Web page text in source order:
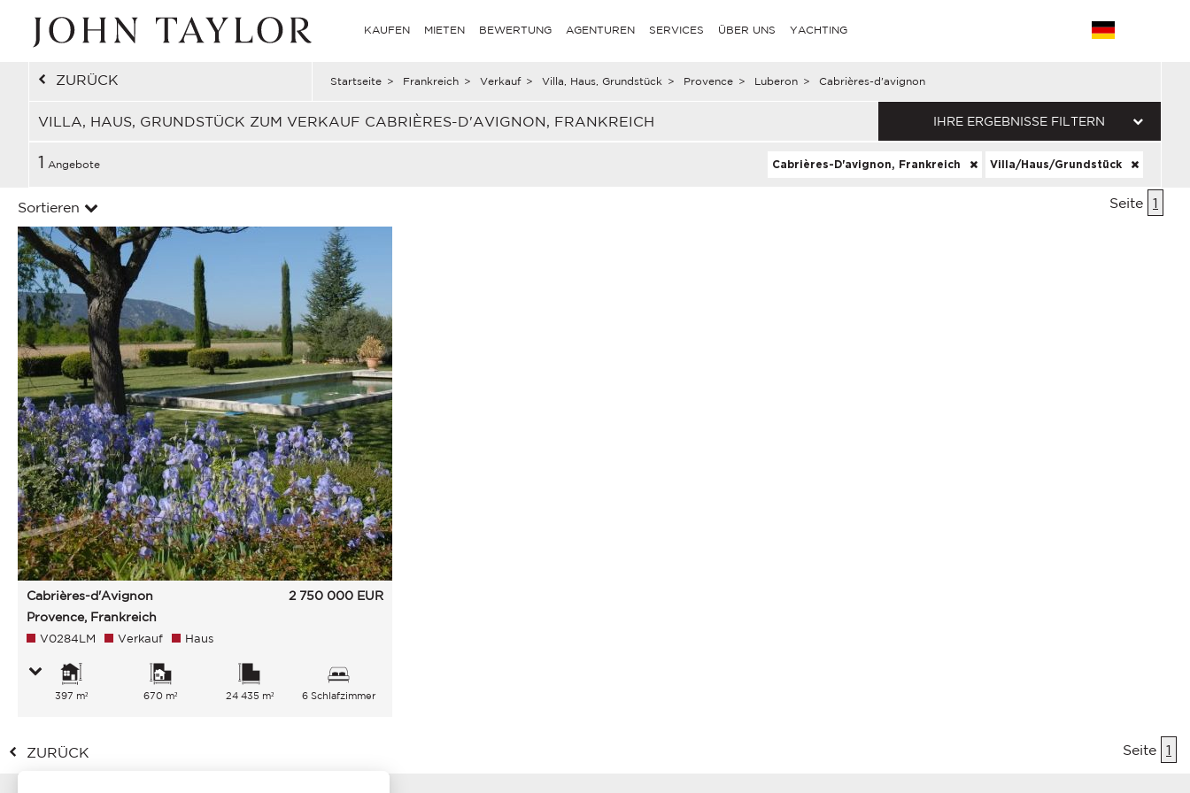
KAUFEN MIETEN BEWERTUNG AGENTUREN SERVICES ÜBER UNS YACHTING
ZURÜCK Startseite > Frankreich > Verkauf > Villa, Haus, Grundstück > Provence > Luberon > Cabrières-d'avignon
VILLA, HAUS, GRUNDSTÜCK ZUM VERKAUF CABRIÈRES-D'AVIGNON, FRANKREICH IHRE ERGEBNISSE FILTERN
1 Angebote Cabrières-D'avignon, Frankreich Villa/Haus/Grundstück
Sortieren Seite 1
Cabrières-d'Avignon
Provence, Frankreich
2 750 000 EUR
V0284LM Verkauf Haus
397 m² 670 m² 24 435 m² 6 Schlafzimmer
ZURÜCK Seite 1